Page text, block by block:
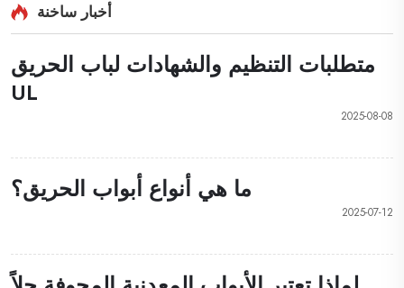
أخبار ساخنة
متطلبات التنظيم والشهادات لباب الحريق
UL
2025-08-08
ما هي أنواع أبواب الحريق؟
2025-07-12